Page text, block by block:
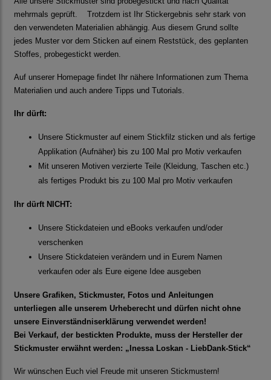
mehrmals geprüft. Trotzdem ist Ihr Stickergebnis sehr stark von
den verwendeten Materialien abhängig. Aus diesem Grund sollte
jedes Muster vor dem Sticken auf einem Reststück, des geplanten
Stoffes, probegestickt werden.
Auf unserer Homepage findet Ihr nähere Informationen zum Thema
Materialien und auch andere Tipps und Tutorials.
Ihr dürft:
Unsere Stickmuster auf einem Stickfilz sticken und als fertige
Applikation (Aufnäher) bis zu 100 Mal pro Motiv verkaufen
Mit unseren Motiven verzierte Teile (Kleidung, Taschen etc.)
als fertiges Produkt bis zu 100 Mal pro Motiv verkaufen
Ihr dürft NICHT:
Unsere Stickdateien und eBooks verkaufen und/oder
verschenken
Unsere Stickdateien verändern und in Eurem Namen
verkaufen oder als Eure eigene Idee ausgeben
Unsere Grafiken, Stickmuster, Fotos und Anleitungen
unterliegen alle unserem Urheberecht und dürfen nicht ohne
unsere Einverständniserklärung verwendet werden!
Bei Verkauf, der bestickten Produkte, muss der Hersteller der
Stickmuster erwähnt werden: „Inessa Loskan - LiebDank-Stick“
Wir wünschen Euch viel Freude mit unseren Stickmustern!